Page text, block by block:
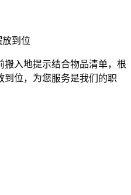
放到位
搬入地提示结合物品清单，根
到位，为您服务是我们的职